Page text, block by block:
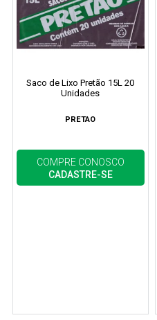
Saco de Lixo Pretão 15L 20
Unidades
PRETAO
COMPRE CONOSCO
CADASTRE-SE